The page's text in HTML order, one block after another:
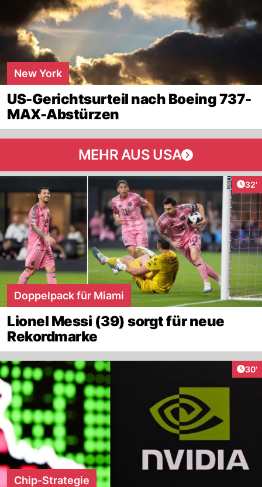
New York
US-Gerichtsurteil nach Boeing 737-
MAX-Abstürzen
MEHR AUS USA
32'
Doppelpack für Miami
Lionel Messi (39) sorgt für neue
Rekordmarke
30'
Chip-Strategie